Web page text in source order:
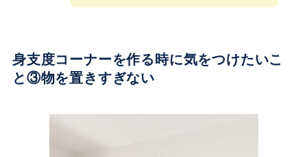
身支度コーナーを作る時に気をつけたいこ
と③物を置きすぎない